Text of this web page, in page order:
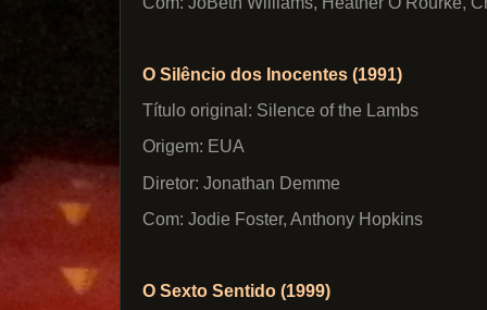
O Silêncio dos Inocentes (1991)
Título original: Silence of the Lambs
Origem: EUA
Diretor: Jonathan Demme
Com: Jodie Foster, Anthony Hopkins
O Sexto Sentido (1999)